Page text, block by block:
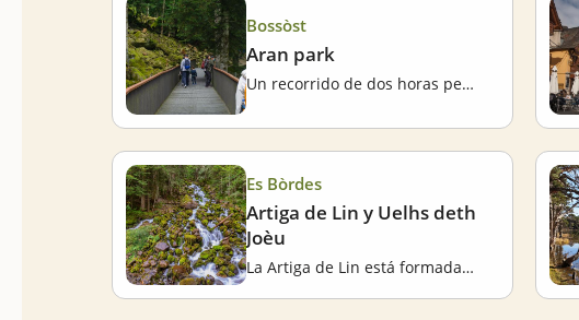
Bossòst
Aran park
Un recorrido de dos horas permite ver animales en semi-libertad
Es Bòrdes
Artiga de Lin y Uelhs deth
Joèu
La Artiga de Lin está formada por frondosos bosques y llena de agua que surge de innumerables rincones